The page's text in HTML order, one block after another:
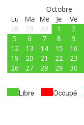
Octobre
Lu
Ma Me Je Ve
28
29 30 1 2
5
6 7 8 9
12
13 14 15 16
19
20 21 22 23
26
27 28 29 30
Libre Occupé